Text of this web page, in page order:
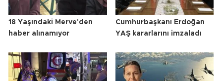
18 Yaşındaki Merve'den
haber alınamıyor
Cumhurbaşkanı Erdoğan
YAŞ kararlarını imzaladı